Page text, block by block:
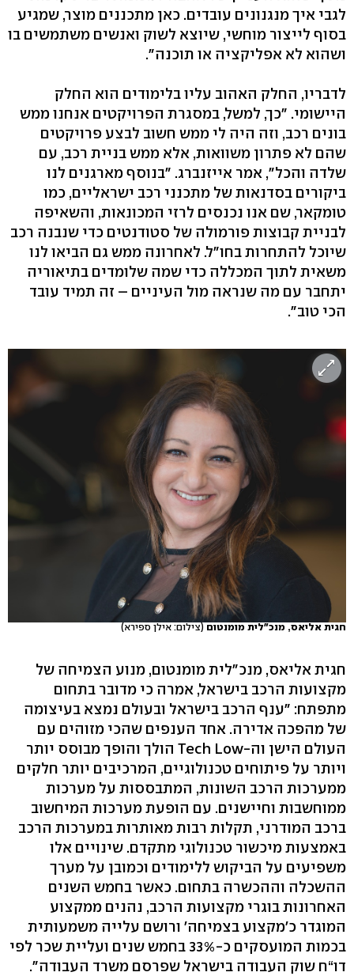
לגבי איך מנגנונים עובדים. כאן מתכננים מוצר, שמגיע
בסוף לייצור מוחשי, שיוצא לשוק ואנשים משתמשים בו
ושהוא לא אפליקציה או תוכנה".
לדבריו, החלק האהוב עליו בלימודים הוא החלק
היישומי. "כך, למשל, במסגרת הפרויקטים אנחנו ממש
בונים רכב, וזה היה לי ממש חשוב לבצע פרויקטים
שהם לא פתרון משוואות, אלא ממש בניית רכב, עם
שלדה והכל", אמר אייזנברג. "בנוסף מארגנים לנו
ביקורים בסדנאות של מתכנני רכב ישראליים, כמו
טומקאר, שם אנו נכנסים לרזי המכונאות, והשאיפה
לבניית קבוצות פורמולה של סטודנטים כדי שנבנה רכב
שיוכל להתחרות בחו"ל. לאחרונה ממש גם הביאו לנו
משאית לתוך המכללה כדי שמה שלומדים בתיאוריה
יתחבר עם מה שנראה מול העיניים – זה תמיד עובד
הכי טוב".
חגית אליאס, מנכ"לית מומנטום (צילום: אילן ספירא)
חגית אליאס, מנכ"לית מומנטום, מנוע הצמיחה של
מקצועות הרכב בישראל, אמרה כי מדובר בתחום
מתפתח: "ענף הרכב בישראל ובעולם נמצא בעיצומה
של מהפכה אדירה. אחד הענפים שהכי מזוהים עם
העולם הישן וה-Tech Low הולך והופך מבוסס יותר
ויותר על פיתוחים טכנולוגיים, המרכיבים יותר חלקים
ממערכות הרכב השונות, המתבססות על מערכות
ממוחשבות וחיישנים. עם הופעת מערכות המיחשוב
ברכב המודרני, תקלות רבות מאותרות במערכות הרכב
באמצעות מיכשור טכנולוגי מתקדם. שינויים אלו
משפיעים על הביקוש ללימודים וכמובן על מערך
ההשכלה וההכשרה בתחום. כאשר בחמש השנים
האחרונות בוגרי מקצועות הרכב, נהנים ממקצוע
המוגדר כ'מקצוע בצמיחה' ורושם עלייה משמעותית
בכמות המועסקים כ-33% בחמש שנים ועליית שכר לפי
דו“ח שוק העבודה בישראל שפרסם משרד העבודה".